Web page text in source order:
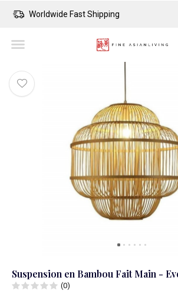
Safe Payment
Suspension en Bambou Fait Main -
(0)